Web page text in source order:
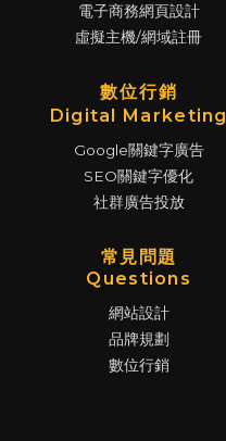
電子商務網頁設計
虛擬主機/網域註冊
數位行銷
Digital Marketing
Google關鍵字廣告
SEO關鍵字優化
社群廣告投放
常見問題
Questions
網站設計
品牌規劃
數位行銷